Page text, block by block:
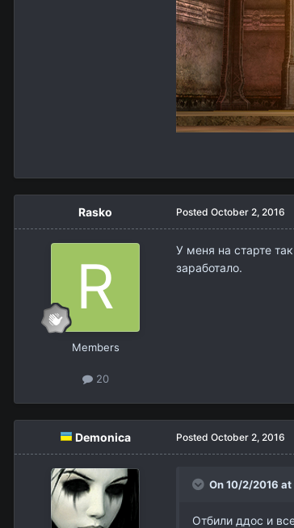
Rasko
Members
20
Posted October 2, 2016
У меня на старте
заработало.
Demonica Posted October 2, 2016
On 10/2/2016 at
Отбили ддос и